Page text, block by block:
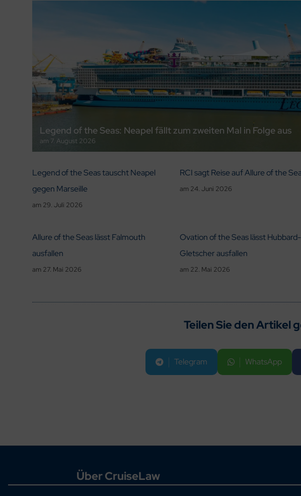
Legend of the Seas: Neapel fällt zum zweiten Mal in Folge aus
am 7. August 2026
Legend of the Seas tauscht Neapel
gegen Marseille
am 29. Juli 2026
RCI sagt Reise auf Allure of the
am 24. Juni 2026
Allure of the Seas lässt Falmouth
ausfallen
am 27. Mai 2026
Ovation of the Seas lässt Hubbard-
Gletscher ausfallen
am 22. Mai 2026
Teilen Sie den Artikel
Telegram WhatsApp
Über CruiseLaw